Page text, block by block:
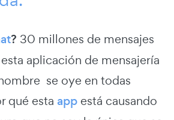
? 30 millones de mensajes
aplicación de mensajería
se oye en todas
qué esta app está causando